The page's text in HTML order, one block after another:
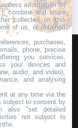
STAMPA
Iva: IT 03855110049
information on
combine and share
collected on this
of us, or obtained
purchases,
phone, precise
you services,
your devices and
audio, and video),
and analysing
at any time via the
subject to consent by
also "set detailed
not subject to